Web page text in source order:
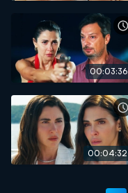
00:03:36
00:04:32